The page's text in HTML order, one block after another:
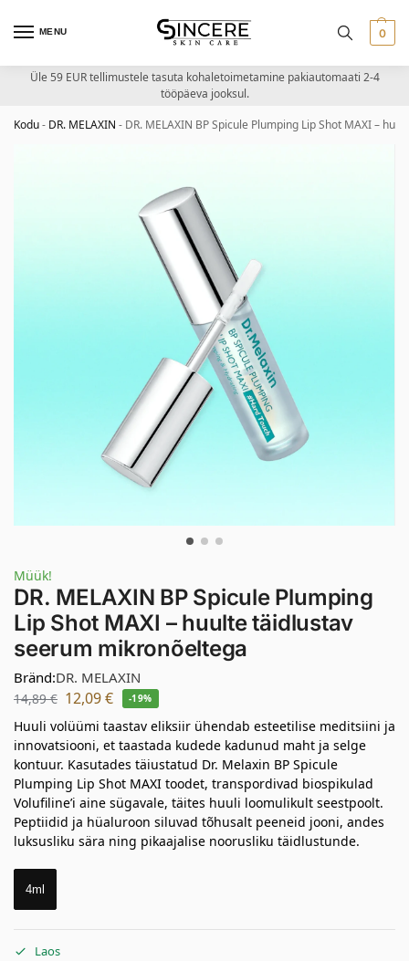
MENU 0
Üle 59 EUR tellimustele tasuta kohaletoimetamine pakiautomaati 2-4
tööpäeva jooksul.
Kodu- DR. MELAXIN - DR. MELAXIN BP Spicule Plumping Lip Shot MAXI –
Müük!
DR. MELAXIN BP Spicule Plumping
Lip Shot MAXI – huulte täidlustav
seerum mikronõeltega
Bränd:DR. MELAXIN
14,89€ 12,09€ -19%
Huuli volüümi taastav eliksiir ühendab esteetilise meditsiini ja
innovatsiooni, et taastada kudede kadunud maht ja selge
kontuur. Kasutades täiustatud Dr. Melaxin BP Spicule
Plumping Lip Shot MAXI toodet, transpordivad biospikulad
Volufiline’i aine sügavale, täites huuli loomulikult seestpoolt.
Peptiidid ja hüaluroon siluvad tõhusalt peeneid jooni, andes
luksusliku sära ning pikaajalise noorusliku täidlustunde.
4ml
Laos